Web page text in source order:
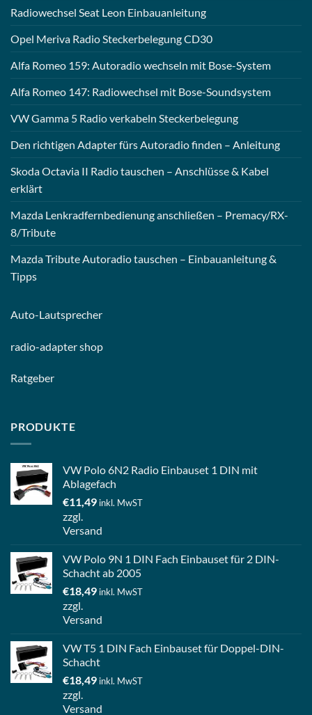
Radiowechsel Seat Leon Einbauanleitung
Opel Meriva Radio Steckerbelegung CD30
Alfa Romeo 159: Autoradio wechseln mit Bose-System
Alfa Romeo 147: Radiowechsel mit Bose-Soundsystem
VW Gamma 5 Radio verkabeln Steckerbelegung
Den richtigen Adapter fürs Autoradio finden – Anleitung
Skoda Octavia II Radio tauschen – Anschlüsse & Kabel
erklärt
Mazda Lenkradfernbedienung anschließen – Premacy/RX-
8/Tribute
Mazda Tribute Autoradio tauschen – Einbauanleitung &
Tipps
Auto-Lautsprecher
radio-adapter shop
Ratgeber
PRODUKTE
VW Polo 6N2 Radio Einbauset 1 DIN mit
Ablagefach
€11,49 inkl. MwST
zzgl.
Versand
VW Polo 9N 1 DIN Fach Einbauset für 2 DIN-
Schacht ab 2005
€18,49 inkl. MwST
zzgl.
Versand
VW T5 1 DIN Fach Einbauset für Doppel-DIN-
Schacht
€18,49 inkl. MwST
zzgl.
Versand